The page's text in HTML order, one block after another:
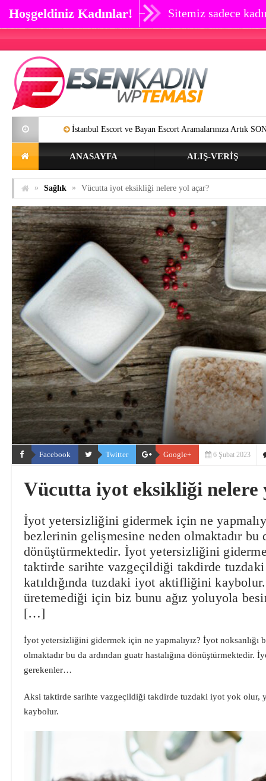
Hoşgeldiniz Kadınlar! Sitemiz sadece
Escort ve Bayan Escort Aramalarınıza Artık SON Verebilirsiniz.
ANASAYFA ALIŞ-VERIŞ
» Sağlık » Vücutta iyot eksikliği nelere yol açar?
Facebook Twitter Google+ 6 Şubat 2023
Vücutta iyot eksikliği nelere
İyot yetersizliğini gidermek için ne
bezlerinin gelişmesine neden olmaktadır bu
dönüştürmektedir. İyot yetersizliğini
taktirde sarihte vazgeçildiği takdirde
katıldığında tuzdaki iyot aktifliğini
üretemediği için biz bunu ağız yoluyola
[…]
İyot yetersizliğini gidermek için ne yapmalıyız? İyot noksanlığı
olmaktadır bu da ardından guatr hastalığına dönüştürmektedir.
gerekenler…
Aksi taktirde sarihte vazgeçildiği takdirde tuzdaki iyot yok olur,
kaybolur.